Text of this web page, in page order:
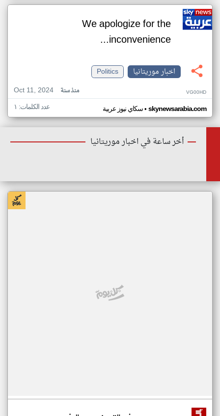
We apologize for the
inconvenience...
اخبار موريتانيا
Politics
Oct 11, 2024
منذ سنة VG00HD
سكاي نيوز عربية• skynewsarabia.com عدد الكلمات: ١
أخر ساعة في اخبار موريتانيا